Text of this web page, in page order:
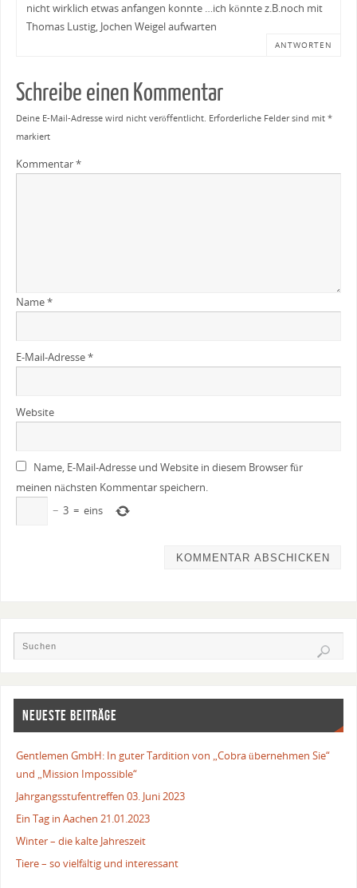
nicht wirklich etwas anfangen konnte …ich könnte z.B.noch mit
Thomas Lustig, Jochen Weigel aufwarten
ANTWORTEN
Schreibe einen Kommentar
Deine E-Mail-Adresse wird nicht veröffentlicht. Erforderliche Felder sind mit *
markiert
Kommentar*
Name*
E-Mail-Adresse*
Website
Name, E-Mail-Adresse und Website in diesem Browser für
meinen nächsten Kommentar speichern.
− 3 = eins
NEUESTE BEITRÄGE
Gentlemen GmbH: In guter Tardition von „Cobra übernehmen Sie“
und „Mission Impossible“
Jahrgangsstufentreffen 03. Juni 2023
Ein Tag in Aachen 21.01.2023
Winter – die kalte Jahreszeit
Tiere – so vielfältig und interessant